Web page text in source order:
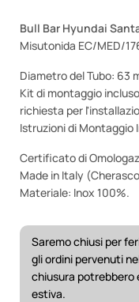
Bull Bar Hyundai
Misutonida EC/MED/
Diametro del Tubo: 63
Kit di montaggio
richiesta per
Istruzioni di Montaggio
Certificato di
Made in Italy
Materiale: Inox 100%.
Saremo chiusi per
gli ordini pervenuti
chiusura potrebbero
estiva.